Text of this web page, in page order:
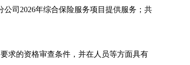
公司 2026年综合保险服务项目 提供服务；共
要求的资格审查条件 ，并在人员等方面具有